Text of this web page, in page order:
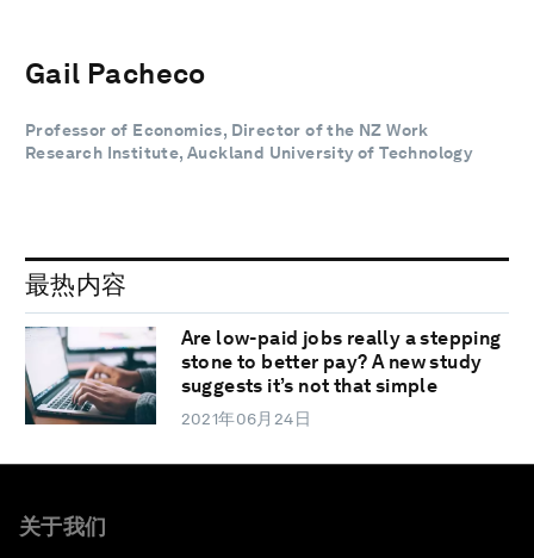
Gail Pacheco
Professor of Economics, Director of the NZ Work
Research Institute, Auckland University of Technology
最热内容
Are low-paid jobs really a stepping
stone to better pay? A new study
suggests it’s not that simple
2021年06月24日
关于我们